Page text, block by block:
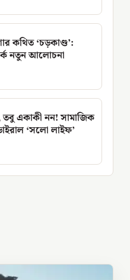
কথিত ‘চড়কাণ্ড’:
নতুন আলোচনা
একাকী নন! সামাজিক
‘সলো লাইফ’